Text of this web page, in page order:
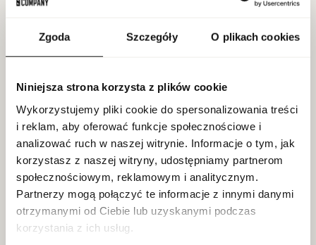
Zgoda Szczegóły O plikach cookies
Niniejsza strona korzysta z plików cookie
Wykorzystujemy pliki cookie do spersonalizowania treści
i reklam, aby oferować funkcje społecznościowe i
analizować ruch w naszej witrynie. Informacje o tym, jak
korzystasz z naszej witryny, udostępniamy partnerom
społecznościowym, reklamowym i analitycznym.
Partnerzy mogą połączyć te informacje z innymi danymi
otrzymanymi od Ciebie lub uzyskanymi podczas
korzystania z ich usług.
Lattafa Bade`e Al Oud For Glory Edp
100ml
SKU:10071864
Dla kogo:unisex
Dekodowanie:clean eu
EAN: 6291107458328
Pojemność: